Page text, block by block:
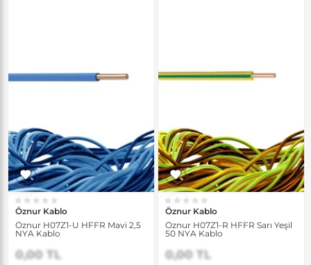
Öznur Kablo
Öznur H07Z1-U HFFR Mavi 2,5
NYA Kablo
0,00 TL
Öznur Kablo
Öznur H07Z1-R HFFR Sarı Yeşil
50 NYA Kablo
0,00 TL